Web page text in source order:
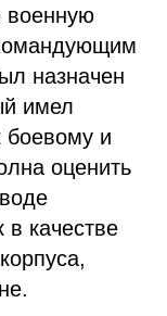
военную
назначен
имел
боевому и
оценить
качестве